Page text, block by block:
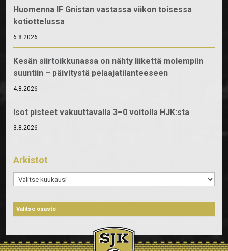
Huomenna IF Gnistan vastassa viikon toisessa
kotiottelussa
6.8.2026
Kesän siirtoikkunassa on nähty liikettä molempiin
suuntiin – päivitystä pelaajatilanteeseen
4.8.2026
Isot pisteet vakuuttavalla 3–0 voitolla HJK:sta
3.8.2026
Arkistot
Arkistot